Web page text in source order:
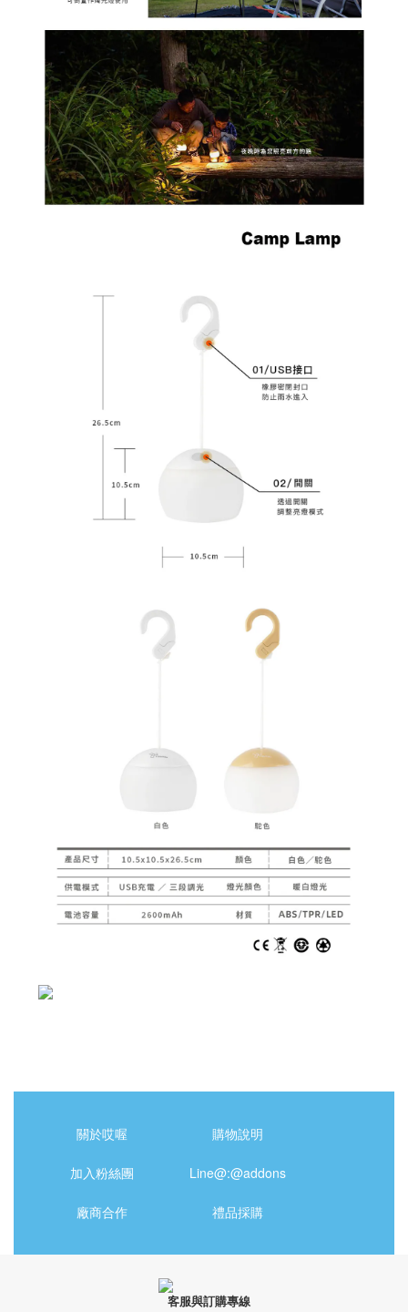
關於哎喔 購物說明
加入粉絲團 Line@:@addons
廠商合作 禮品採購
客服與訂購專線